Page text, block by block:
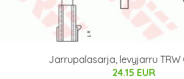
Jarrupalasarja, levyjarru TRW
24.15 EUR